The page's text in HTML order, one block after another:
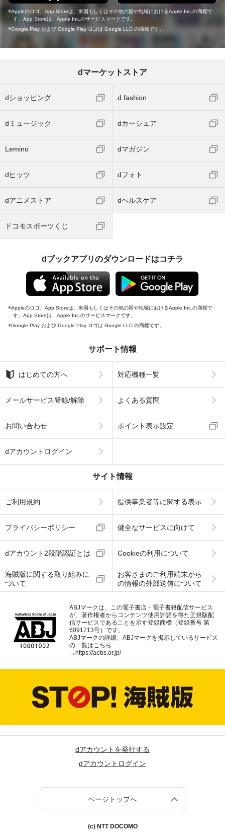
Appleのロゴ、App Storeは、米国もしくはその他の国や地域におけるApple Inc.の商標で
す。App Storeは、Apple Inc.のサービスマークです。
Google Play および Google Play ロゴは Google LLC の商標です。
dマーケットストア
dショッピング d fashion
dミュージック dカーシェア
Lemino dマガジン
dヒッツ dフォト
dアニメストア dヘルスケア
ドコモスポーツくじ
dブックアプリのダウンロードはコチラ
Appleのロゴ、App Storeは、米国もしくはその他の国や地域におけるApple Inc.の商標で
す。App Storeは、Apple Inc.のサービスマークです。
Google Play および Google Play ロゴは Google LLC の商標です。
サポート情報
はじめての方へ 対応機種一覧
メールサービス登録/解除 よくある質問
お問い合わせ ポイント表示設定
dアカウントログイン
サイト情報
ご利用規約 提供事業者等に関する表示
プライバシーポリシー 健全なサービスに向けて
dアカウント2段階認証とは Cookieの利用について
海賊版に関する取り組みに
ついて
お客さまのご利用端末から
の情報の外部送信について
ABJマークは、この電子書店・電子書籍配信サービス
が、著作権者からコンテンツ使用許諾を得た正規版配
信サービスであることを示す登録商標（登録番号 第
6091713号）です。
ABJマークの詳細、ABJマークを掲示しているサービス
の一覧はこちら
→ https://aebs.or.jp/
dアカウントを発行する
dアカウントログイン
ページトップへ
(c) NTT DOCOMO